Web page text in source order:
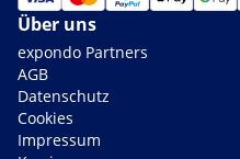
Über uns
expondo Partners
AGB
Datenschutz
Cookies
Impressum